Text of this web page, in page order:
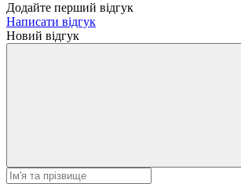
Додайте перший відгук
Написати відгук
Новий відгук